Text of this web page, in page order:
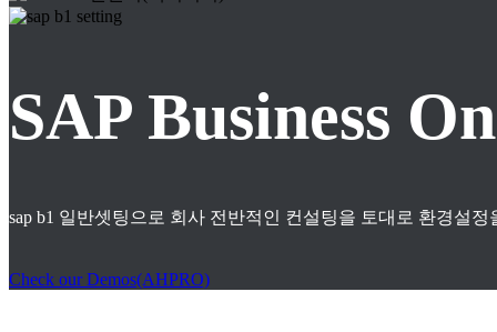
SAP Business
sap b1 일반셋팅으로 회사 전반적인 컨설팅을 토대로 환경설
Check our Demos(AHPRO)